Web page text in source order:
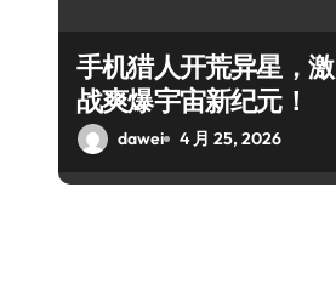
手机猎人开荒异星，激
战爽爆宇宙新纪元！
dawei 4 月 25, 2026